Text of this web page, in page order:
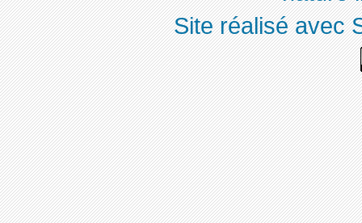
Site réalisé avec